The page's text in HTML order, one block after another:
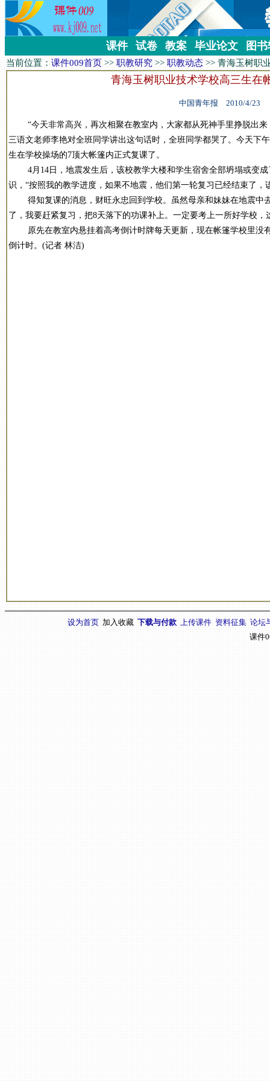
课件 试卷 教案 毕业论文 图
当前位置：课件009首页>>职教研究>>职教动态>>青海玉树职
青海玉树职业技术学校高三生在
中国青年报 2010/4/23
“今天非常高兴，再次相聚在教室内，大家都从死神手里挣脱出来
三语文老师李艳对全班同学讲出这句话时，全班同学都哭了。今天下
生在学校操场的7顶大帐篷内正式复课了。
4月14日，地震发生后，该校教学大楼和学生宿舍全部坍塌或变成
识，“按照我的教学进度，如果不地震，他们第一轮复习已经结束了，
得知复课的消息，财旺永忠回到学校。虽然母亲和妹妹在地震中
了，我要赶紧复习，把8天落下的功课补上。一定要考上一所好学校，
原先在教室内悬挂着高考倒计时牌每天更新，现在帐篷学校里没
倒计时。(记者 林洁)
设为首页 加入收藏 下载与付款 上传课件 资料征集 论坛
课件